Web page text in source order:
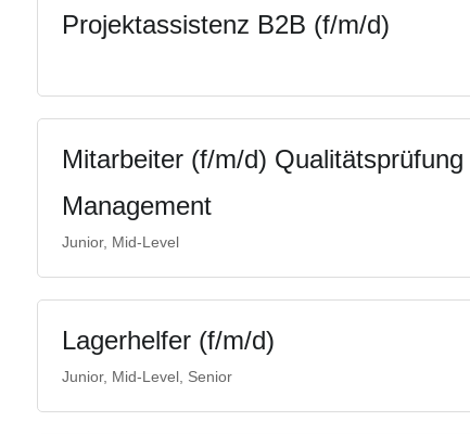
Projektassistenz B2B (f/m/d)
Mitarbeiter (f/m/d)
Management
Junior, Mid-Level
Lagerhelfer (f/m/d)
Junior, Mid-Level, Senior